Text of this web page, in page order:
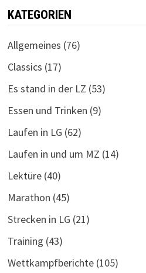
KATEGORIEN
Allgemeines (76)
Classics (17)
Es stand in der LZ (53)
Essen und Trinken (9)
Laufen in LG (62)
Laufen in und um MZ (14)
Lektüre(40)
Marathon (45)
Strecken in LG (21)
Training (43)
Wettkampfberichte(105)